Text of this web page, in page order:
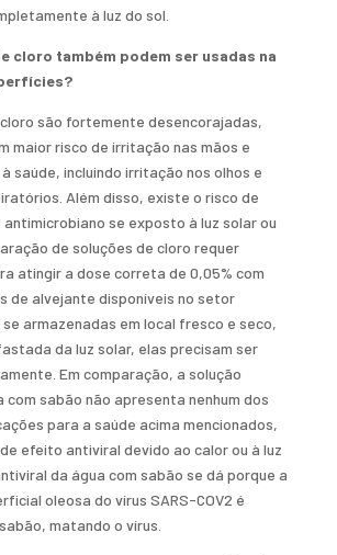
à luz do sol.
cloro também podem ser usadas na
são fortemente desencorajadas,
maior risco de irritação nas mãos e
saúde, incluindo irritação nos olhos e
Além disso, existe o risco de
se exposto à luz solar ou
de soluções de cloro requer
atingir a dose correta de 0,05% com
de alvejante disponíveis no setor
se armazenadas em local fresco e seco,
da luz solar, elas precisam ser
Em comparação, a solução
com sabão não apresenta nenhum dos
para a saúde acima mencionados,
efeito antiviral devido ao calor ou à luz
da água com sabão se dá porque a
oleosa do vírus SARS-COV2 é
matando o vírus.